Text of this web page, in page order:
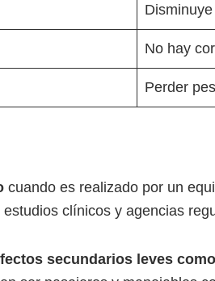
No hay
Perder
cuando es realizado por un
clínicos y agencias
secundarios leves